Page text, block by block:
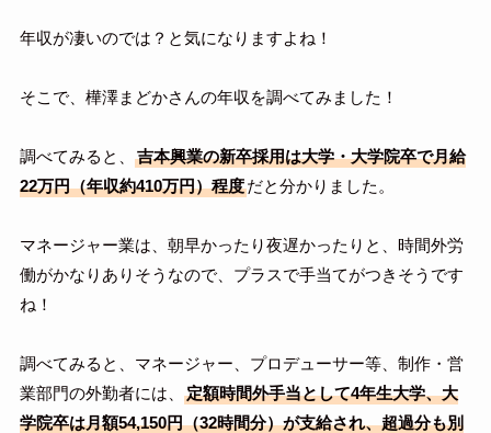
年収が凄いのでは？と気になりますよね！
そこで、樺澤まどかさんの年収を調べてみました！
調べてみると、
吉本興業の新卒採用は大学・大学院卒で月給
22万円（年収約410万円）程度だと分かりました。
マネージャー業は、朝早かったり夜遅かったりと、時間外労
働がかなりありそうなので、プラスで手当てがつきそうです
ね！
調べてみると、マネージャー、プロデューサー等、制作・営
業部門の外勤者には、
定額時間外手当として4年生大学、大
学院卒は月額54,150円（32時間分）が支給され、超過分も別